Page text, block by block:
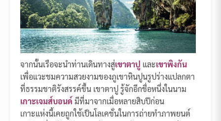
จากนั้นเรือจะนำท่านเดินทางสู่เขาตาปู และเขาพิงกัน
เพื่อแวะชมความสวยงามของภูเขาหินปูนรูปร่างแปลกตา
ที่ธรรมชาติรังสรรค์ขึ้น เขาตาปู รู้จักอีกชื่อหนึ่งในนาม
เกาะเจมส์บอนด์ มีที่มาจากเมื่อหลายสิบปีก่อน
เกาะแห่งนี้เคยถูกใช้เป็นโลเคชั่นในการถ่ายทำภาพยนต์